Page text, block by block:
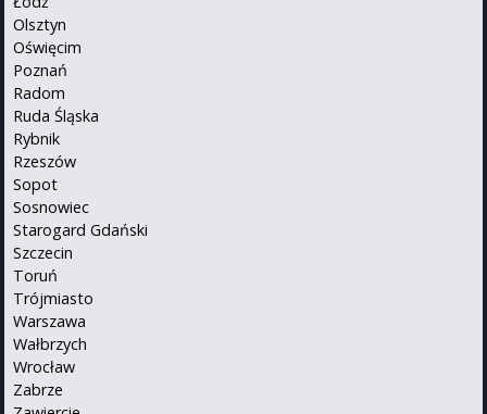
Olsztyn
Oświęcim
Poznań
Radom
Ruda Śląska
Rybnik
Rzeszów
Sopot
Sosnowiec
Starogard Gdański
Szczecin
Toruń
Trójmiasto
Warszawa
Wałbrzych
Wrocław
Zabrze